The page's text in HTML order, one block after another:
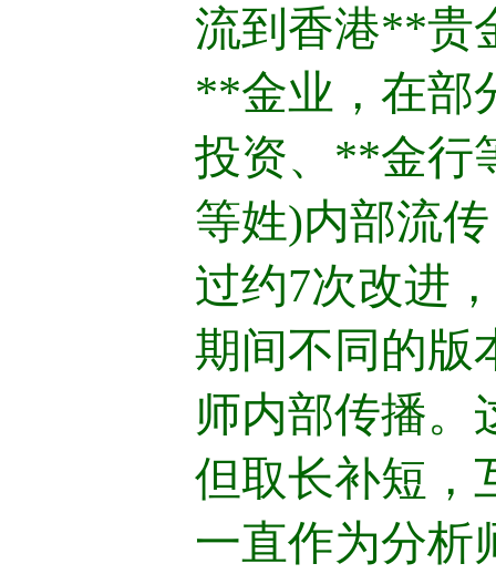
流到香港**贵
**金业，在部
投资、**金行
等姓)内部流
过约7次改进
期间不同的版
师内部传播。
但取长补短，
一直作为分析